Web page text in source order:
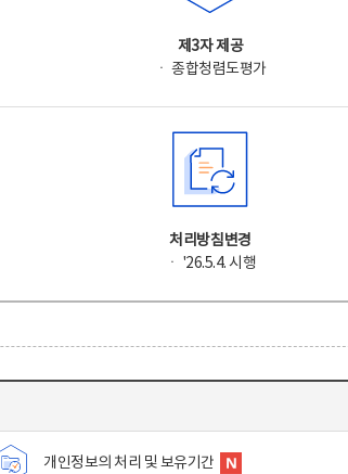
제3자 제공
ㆍ 종합청렴도평가
처리방침변경
ㆍ '26.5.4. 시행
개인정보의 처리 및 보유기간